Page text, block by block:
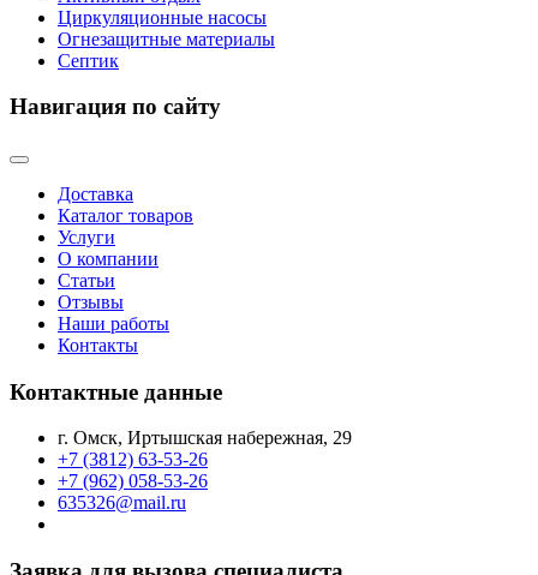
Циркуляционные насосы
Огнезащитные материалы
Септик
Навигация по сайту
Доставка
Каталог товаров
Услуги
О компании
Статьи
Отзывы
Наши работы
Контакты
Контактные данные
г. Омск, Иртышская набережная, 29
+7 (3812) 63-53-26
+7 (962) 058-53-26
635326@mail.ru